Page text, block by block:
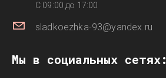
C 09:00 до 17:00
sladkoezhka-93@yandex.ru
Мы в социальных сетях: